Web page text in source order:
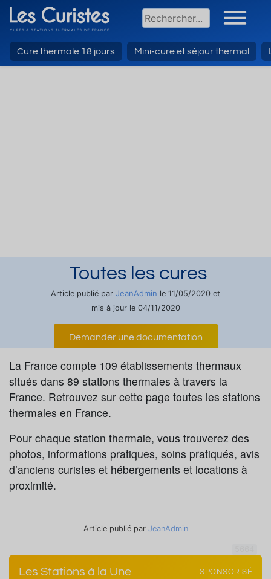
Cure thermale 18 jours Mini-cure et séjour thermal
Toutes les cures
Article publié par JeanAdmin le 11/05/2020 et
mis à jour le 04/11/2020
Demander une documentation
La France compte 109 établissements thermaux
situés dans 89 stations thermales à travers la
France. Retrouvez sur cette page toutes les stations
thermales en France.
Pour chaque station thermale, vous trouverez des
photos, informations pratiques, soins pratiqués, avis
d’anciens curistes et hébergements et locations à
proximité.
Article publié par JeanAdmin
Les Stations à la Une SPONSORISÉ